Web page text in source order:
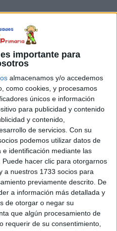
importante para
almacenamos y/o accedemos
como cookies, y procesamos
únicos e información
para publicidad y contenido
y contenido,
de servicios. Con su
podemos utilizar datos de
identificación mediante las
hacer clic para otorgarnos
a nuestros 1733 socios para
previamente descrito. De
a información más detallada y
de otorgar o negar su
que algún procesamiento de
requerir de su consentimiento,
letra 8
para descargar el